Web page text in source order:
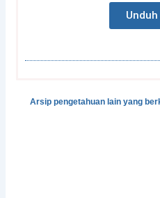
Arsip pengetahuan lain yang